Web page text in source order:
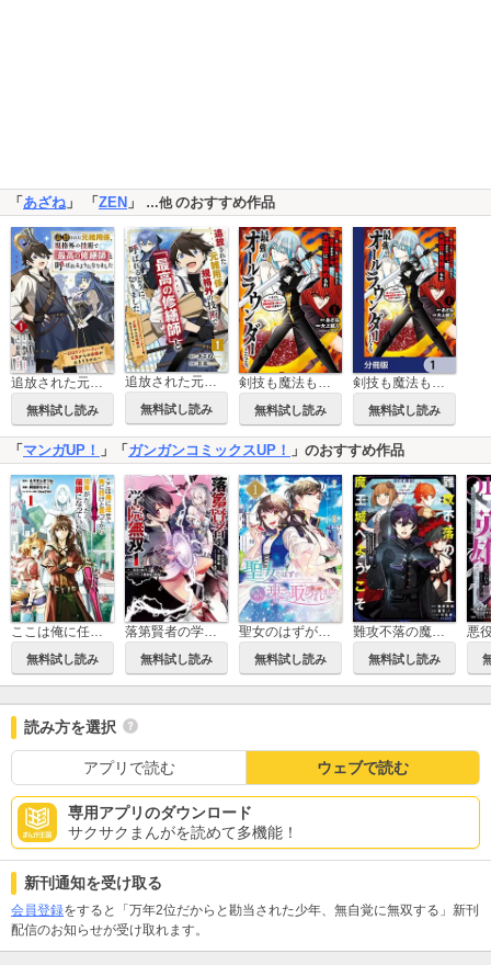
「あざね 」 「ZEN 」 …他のおすすめ作品
追放された元雑用係、規格外の技術で「最高の修繕師」と呼ばれるようになりました～SSSランクパーティーや王族からの依頼が止まりません～
無料試し読み
追放された元雑用係、規格外の技術で「最高の修繕師」と呼ばれるようになりました～SSSランクパーティーや王族からの依頼が止まりません～【分冊版】
無料試し読み
剣技も魔法も中途半端だからと勘当された少年、大精霊に見初められ最強のオールラウンダーとなる。
無料試し読み
剣技も魔法も中途半端だからと勘当された少年、大精霊に見初められ最強のオールラウンダーとなる。【分冊版】
無料試し読み
「 マンガUP！ 」「 ガンガンコミックスUP！ 」のおすすめ作品
ここは俺に任せて先に行けと言ってから10年がたったら伝説になっていた。
無料試し読み
落第賢者の学院無双 ～二度目の転生、Sランクチート魔術師冒険録～
無料試し読み
聖女のはずが、どうやら乗っ取られました
無料試し読み
難攻不落の魔王城へようこそ～デバフは不要と勇者パーティーを追い出された黒魔導士、魔王軍の最高幹部に迎えられる～
無料試し読み
読み方を選択
アプリで読む ウェブで読む
専用アプリのダウンロード
サクサクまんがを読めて多機能！
新刊通知を受け取る
会員登録をすると「万年2位だからと勘当された少年、無自覚に無双する」新刊
配信のお知らせが受け取れます。